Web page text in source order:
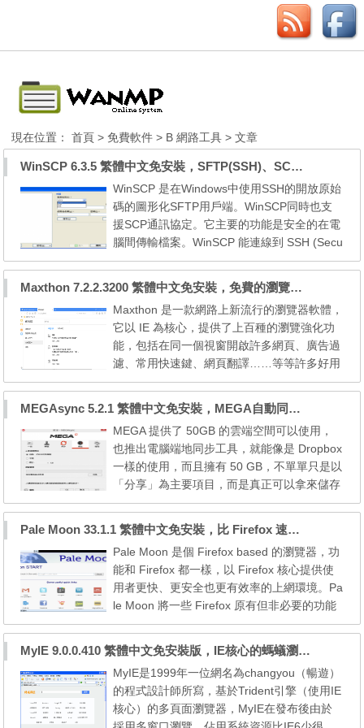
現在位置：首頁 >免費軟件 > B 網路工具 > 文章
WinSCP 6.3.5 繁體中文免安裝，SFTP(SSH)、SCP用戶端
WinSCP 是在Windows中使用SSH的開放原始
碼的圖形化SFTP用戶端。WinSCP同時也支
援SCP通訊協定。它主要的功能是安全的在電
腦間傳輸檔案。WinSCP 能連線到 SSH (Secu
re Shell) 伺服器與 SFTP (SSH File Transfer
Protocol) 或 SCP (Secure Copy Protocol) 服
務這些在 UNIX 機器上的功能。SFTP 是 SSH
-2 套件標準的一部份，而 SCP 是 SSH-1 套
件上的標準。兩種通訊協定都可以在未來的 S
SH 版本上運作。WinSCP ...
Maxthon 7.2.2.3200 繁體中文免安裝，免費的瀏覽器軟體
Maxthon 是一款網路上新流行的瀏覽器軟體，
它以 IE 為核心，提供了上百種的瀏覽強化功
能，包括在同一個視窗開啟許多網頁、廣告過
濾、常用快速鍵、網頁翻譯……等等許多好用
的功能，讓你在瀏覽網際網路時更快更方便。
採用Safari的WebKit核心，以及，微軟的Tride
nt排版引擎，不但能高速讀取網頁（傲遊 6的
開發仰賴 Chromium 開放原始碼計劃），更
能兼顧網頁的相容性。 MaxthonPortable, Ma
xthon Portable, M...
MEGAsync 5.2.1 繁體中文免安裝，MEGA自動同步、上傳器
MEGA 提供了 50GB 的雲端空間可以使用，
也推出電腦端地同步工具，就能像是 Dropbox
一樣的使用，而且擁有 50 GB，不單單只是以
「分享」為主要項目，而是真正可以拿來儲存
檔案的「雲端空間」，使用 MEGA 來儲存或
分享資料其實是很不錯的選擇，除了它本身速
度快、操作簡單，也內建包含繁體中文在內的
40 多種語言，免費註冊即可獲得 50 GB 容
量，上下載的限制少。 MEGA Sync Client: E
asy automated syncin...
Pale Moon 33.1.1 繁體中文免安裝，比 Firefox 速度快25%瀏覽器
Pale Moon 是個 Firefox based 的瀏覽器，功
能和 Firefox 都一樣，以 Firefox 核心提供使
用者更快、更安全也更有效率的上網環境。Pa
le Moon 將一些 Firefox 原有但非必要的功能
給移除掉，以提高瀏覽器的速度和效能，基本
上來說不會影響使用。這套加速版瀏覽器是 1
00% 使用 Firefox 的原始碼，從技術層面做了
最佳化，讓瀏覽器的整體速度提升 25% 以
上，且可以減少記憶體的使用。 - 針對當今的
處理器做高度...
MyIE 9.0.0.410 繁體中文免安裝版，IE核心的螞蟻瀏覽器
MyIE是1999年一位網名為changyou（暢遊）
的程式設計師所寫，基於Trident引擎（使用IE
核心）的多頁面瀏覽器，MyIE在發布後由於